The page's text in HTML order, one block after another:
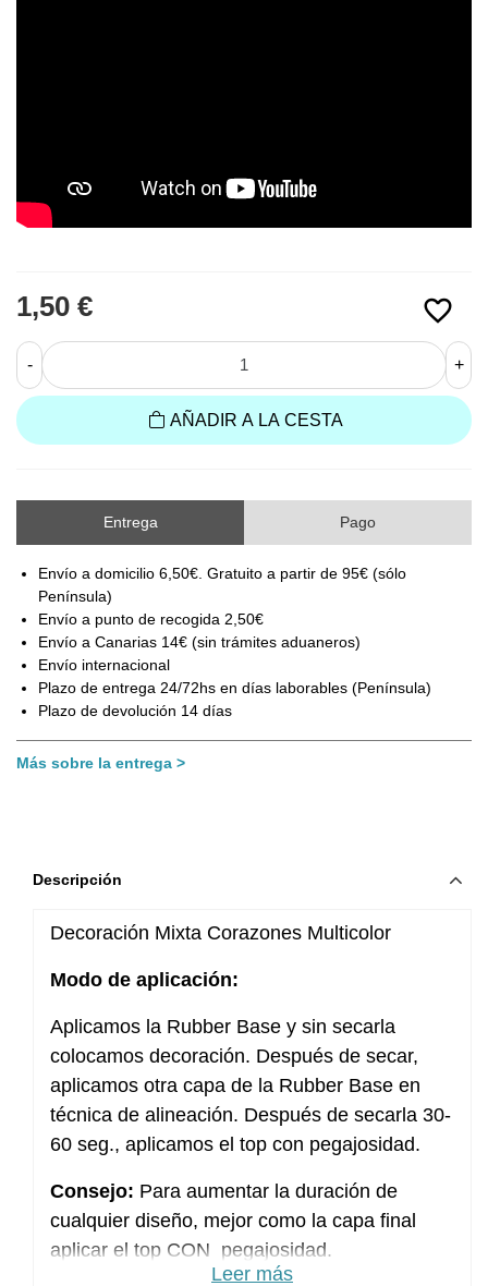
favorite_border
1,50 €
- +
AÑADIR A LA CESTA
Entrega Pago
Envío a domicilio 6,50€. Gratuito a partir de 95€ (sólo
Península)
Envío a punto de recogida 2,50€
Envío a Canarias 14€ (sin trámites aduaneros)
Envío internacional
Plazo de entrega 24/72hs en días laborables (Península)
Plazo de devolución 14 días
Más sobre la entrega
Descripción
Decoración Mixta Corazones Multicolor
Modo de aplicación:
Aplicamos la Rubber Base y sin secarla
colocamos decoración. Después de secar,
aplicamos otra capa de la Rubber Base en
técnica de alineación. Después de secarla 30-
60 seg., aplicamos el top con pegajosidad.
Consejo: Para aumentar la duración de
cualquier diseño, mejor como la capa final
aplicar el top CON pegajosidad.
Leer más